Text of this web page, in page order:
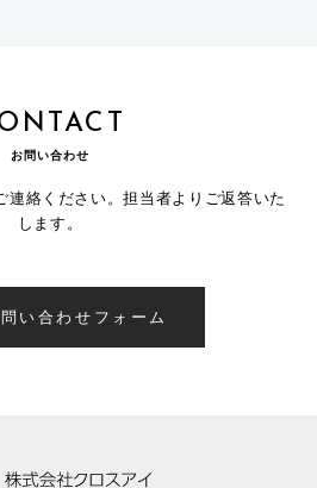
お問い合わせ
連絡ください。担当者よりご返答いた
します。
い合わせフォーム